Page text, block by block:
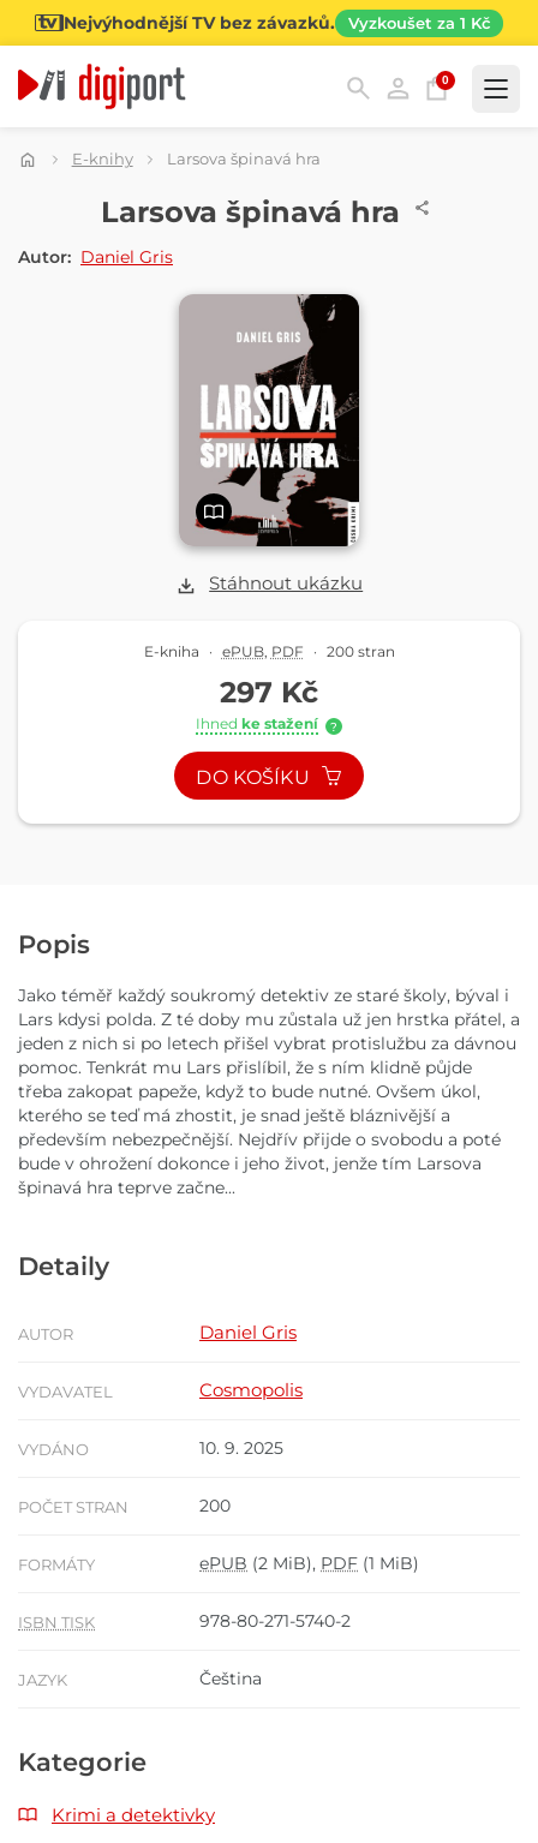
Nejvýhodnější TV bez závazků. Vyzkoušet za 1 Kč
0
Kategorie
E-knihy Larsova špinavá hra
Stáhnout ukázku
Larsova špinavá hra
Autor: Daniel Gris
E-kniha · ePUB, PDF · 200 stran
297 Kč
Ihned ke stažení ?
DO KOŠÍKU
Popis
Jako téměř každý soukromý detektiv ze staré školy, býval i
Lars kdysi polda. Z té doby mu zůstala už jen hrstka přátel, a
jeden z nich si po letech přišel vybrat protislužbu za dávnou
pomoc. Tenkrát mu Lars přislíbil, že s ním klidně půjde
třeba zakopat papeže, když to bude nutné. Ovšem úkol,
kterého se teď má zhostit, je snad ještě bláznivější a
především nebezpečnější. Nejdřív přijde o svobodu a poté
bude v ohrožení dokonce i jeho život, jenže tím Larsova
špinavá hra teprve začne...
Detaily
AUTOR Daniel Gris
VYDAVATEL Cosmopolis
VYDÁNO 10. 9. 2025
POČET STRAN 200
FORMÁTY ePUB (2 MiB), PDF (1 MiB)
ISBN TISK 978-80-271-5740-2
JAZYK Čeština
Kategorie
Krimi a detektivky